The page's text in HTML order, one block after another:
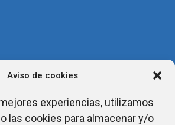
Aviso de cookies
experiencias, utilizamos
las cookies para almacenar y/o